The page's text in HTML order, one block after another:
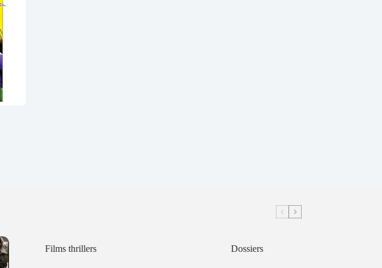
Films thrillers Dossiers